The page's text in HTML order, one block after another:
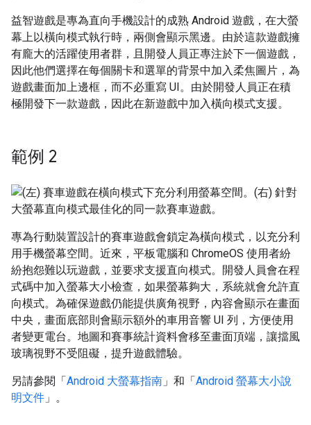
益智遊戲是專為直向手機設計的成熟 Android 遊戲，在大螢
幕上以橫向模式執行時，兩側會顯示黑邊。由於這款遊戲擁
有龐大的活躍使用者群，且開發人員正專注於下一個遊戲，
因此他們選擇在每個關卡和選單的背景中加入柔焦圖片，為
遊戲畫面加上邊框，而不必重寫 UI。由於開發人員正在積
極開發下一款遊戲，因此在新遊戲中加入橫向模式支援。
範例 2
專為行動裝置設計的賽車遊戲會鎖定為橫向模式，以充分利
用手機螢幕空間。近來，平板電腦和 ChromeOS 使用者紛
紛抱怨難以玩遊戲，並要求支援直向模式。開發人員會在程
式碼中加入螢幕大小檢查，如果螢幕夠大，系統就會允許直
向模式。為確保遊戲仍能提供廣角視野，內容會顯示在畫面
中央，畫面底部則會顯示額外的車用音響 UI 列，方便使用
者變更電台。地圖和賽事統計資料會移至畫面頂端，讓擋風
玻璃視野不受阻礙，提升遊戲體驗。
另請參閱「Android 大螢幕指南 」和「Android 螢幕大小說
明文件 」。